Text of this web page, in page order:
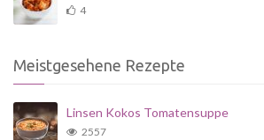
4
Meistgesehene Rezepte
Linsen Kokos Tomatensuppe
2557